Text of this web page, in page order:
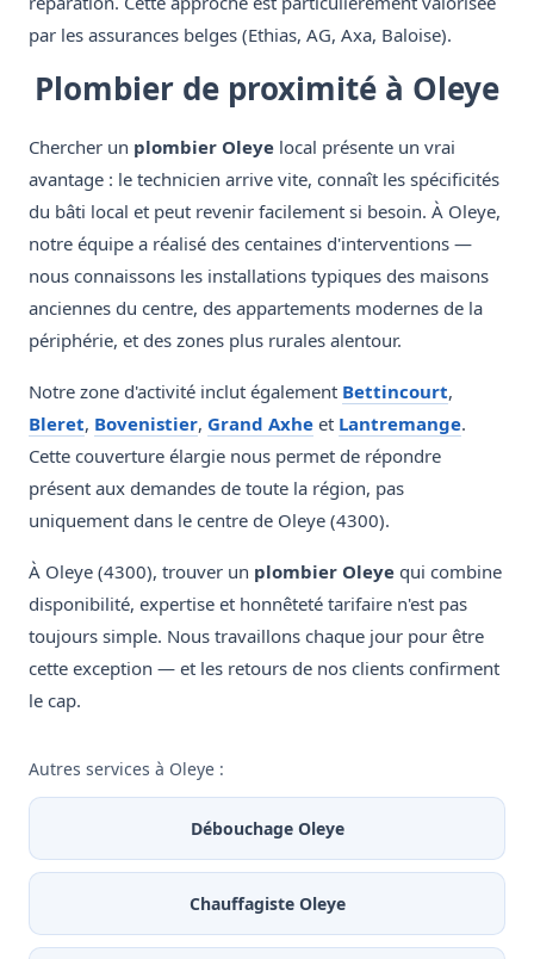
par les assurances belges (Ethias, AG, Axa, Baloise).
Plombier de proximité à Oleye
Chercher un plombier Oleye local présente un vrai
avantage : le technicien arrive vite, connaît les spécificités
du bâti local et peut revenir facilement si besoin. À Oleye,
notre équipe a réalisé des centaines d'interventions —
nous connaissons les installations typiques des maisons
anciennes du centre, des appartements modernes de la
périphérie, et des zones plus rurales alentour.
Notre zone d'activité inclut également Bettincourt,
Bleret, Bovenistier, Grand Axhe et Lantremange.
Cette couverture élargie nous permet de répondre
présent aux demandes de toute la région, pas
uniquement dans le centre de Oleye (4300).
À Oleye (4300), trouver un plombier Oleye qui combine
disponibilité, expertise et honnêteté tarifaire n'est pas
toujours simple. Nous travaillons chaque jour pour être
cette exception — et les retours de nos clients confirment
le cap.
Autres services à Oleye :
Débouchage Oleye
Chauffagiste Oleye